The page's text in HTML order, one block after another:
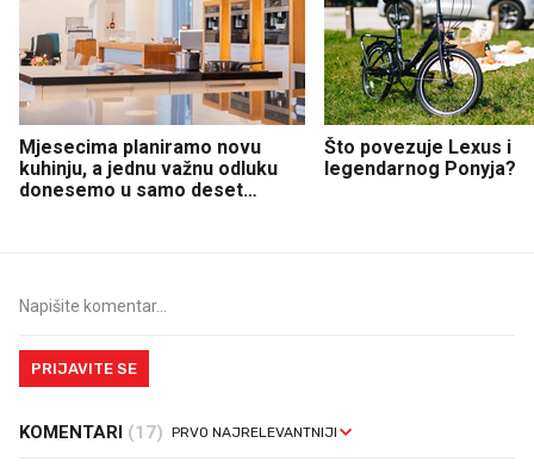
Mjesecima planiramo novu
kuhinju, a jednu važnu odluku
donesemo u samo deset
Što povezuje Lexus i
legendarnog Ponyja?
PRIJAVITE SE
KOMENTARI (17)